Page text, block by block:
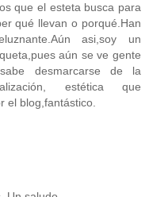
que el esteta busca para
qué llevan o porqué.Han
asi,soy un
aún se ve gente
desmarcarse de la
estética que
el blog,fantástico.